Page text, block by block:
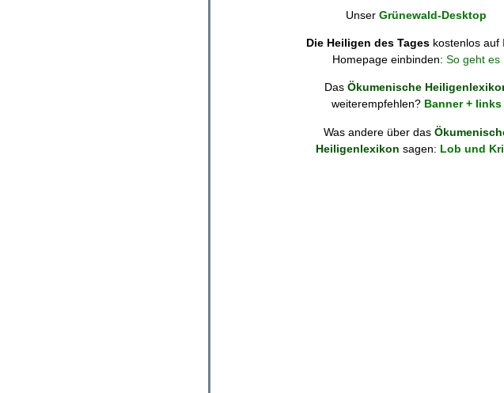
Unser Grünewald-Desktop
Die Heiligen des Tages kostenlos auf
Homepage einbinden: So geht es
Das Ökumenische
weiterempfehlen? Banner + links
Was andere über das
Heiligenlexikon sagen: Lob und